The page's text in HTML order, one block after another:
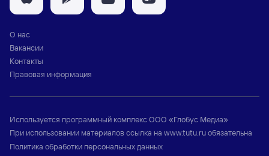
О нас
Вакансии
Контакты
Правовая информация
Используется программный комплексООО «Глобус Медиа»
При использовании материалов ссылка на www.tutu.ruобязательна
Политика обработки персональных данных